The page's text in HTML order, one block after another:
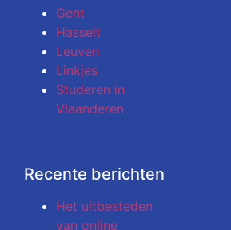
Gent
Hasselt
Leuven
Linkjes
Studeren in
Vlaanderen
Recente berichten
Het uitbesteden
van online